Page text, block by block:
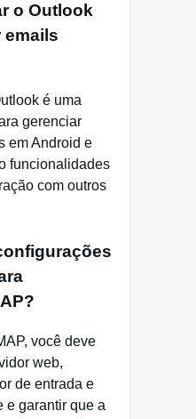
o Outlook
emails
é uma
gerenciar
em Android e
funcionalidades
com outros
você deve
web,
de entrada e
e garantir que a